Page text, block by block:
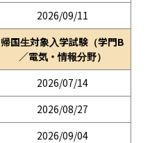
2026/09/11
帰国生対象入学試験（学門B
／電気・情報分野）
2026/07/14
2026/08/27
2026/09/04